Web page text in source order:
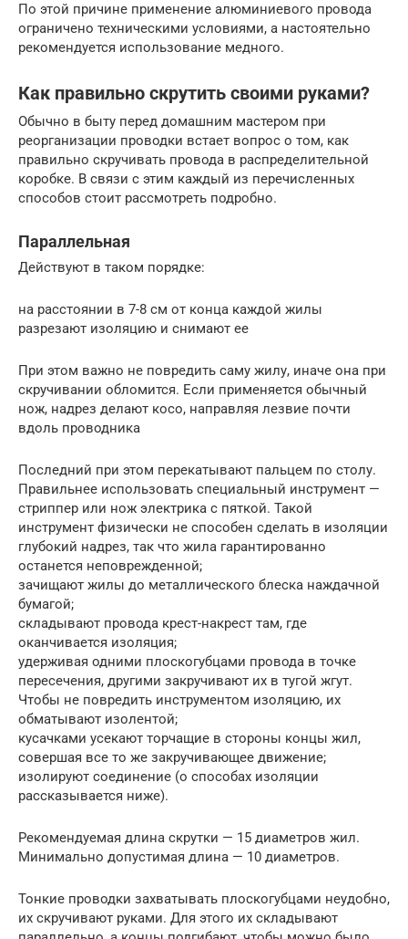
По этой причине применение алюминиевого провода
ограничено техническими условиями, а настоятельно
рекомендуется использование медного.
Как правильно скрутить своими руками?
Обычно в быту перед домашним мастером при
реорганизации проводки встает вопрос о том, как
правильно скручивать провода в распределительной
коробке. В связи с этим каждый из перечисленных
способов стоит рассмотреть подробно.
Параллельная
Действуют в таком порядке:
на расстоянии в 7-8 см от конца каждой жилы
разрезают изоляцию и снимают ее
При этом важно не повредить саму жилу, иначе она при
скручивании обломится. Если применяется обычный
нож, надрез делают косо, направляя лезвие почти
вдоль проводника
Последний при этом перекатывают пальцем по столу.
Правильнее использовать специальный инструмент —
стриппер или нож электрика с пяткой. Такой
инструмент физически не способен сделать в изоляции
глубокий надрез, так что жила гарантированно
останется неповрежденной;
зачищают жилы до металлического блеска наждачной
бумагой;
складывают провода крест-накрест там, где
оканчивается изоляция;
удерживая одними плоскогубцами провода в точке
пересечения, другими закручивают их в тугой жгут.
Чтобы не повредить инструментом изоляцию, их
обматывают изолентой;
кусачками усекают торчащие в стороны концы жил,
совершая все то же закручивающее движение;
изолируют соединение (о способах изоляции
рассказывается ниже).
Рекомендуемая длина скрутки — 15 диаметров жил.
Минимально допустимая длина — 10 диаметров.
Тонкие проводки захватывать плоскогубцами неудобно,
их скручивают руками. Для этого их складывают